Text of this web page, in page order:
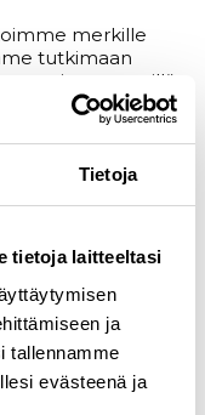
Tietoja
tietoja laitteeltasi
ja
tallennamme
evästeenä ja
merkille
tutkimaan
totesimme meillä
yhteensä noin
nyt myös Rukan
Tänä
kauden aloitus,
taloudellinen
lumen
kauden